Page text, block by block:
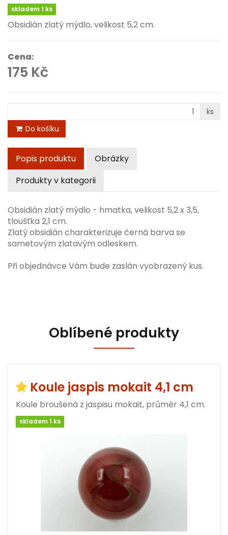
skladem 1 ks
Obsidián zlatý mýdlo, velikost 5,2 cm.
Cena:
175 Kč
ks
Do košíku
Popis produktu
Obrázky
Produkty v kategorii
Obsidián zlatý mýdlo - hmatka, velikost 5,2 x 3,5,
tloušťka 2,1 cm.
Zlatý obsidián charakterizuje černá barva se
sametovým zlatavým odleskem.
Při objednávce Vám bude zaslán vyobrazený kus.
Oblíbené produkty
Koule jaspis mokait 4,1 cm
Koule broušená z jaspisu mokait, průměr 4,1 cm.
skladem 1 ks